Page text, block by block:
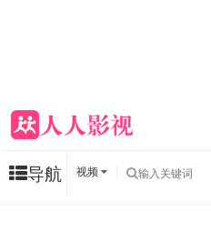
导航 视频